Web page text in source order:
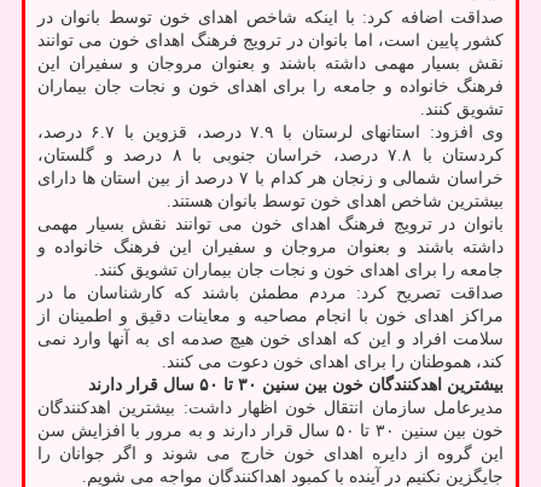
صداقت اضافه کرد: با اینکه شاخص اهدای خون توسط بانوان در
کشور پایین است، اما بانوان در ترویج فرهنگ اهدای خون می توانند
نقش بسیار مهمی داشته باشند و بعنوان مروجان و سفیران این
فرهنگ خانواده و جامعه را برای اهدای خون و نجات جان بیماران
تشویق کنند.
وی افزود: استانهای لرستان با ۷.۹ درصد، قزوین با ۶.۷ درصد،
کردستان با ۷.۸ درصد، خراسان جنوبی با ۸ درصد و گلستان،
خراسان شمالی و زنجان هر کدام با ۷ درصد از بین استان ها دارای
بیشترین شاخص اهدای خون توسط بانوان هستند.
بانوان در ترویج فرهنگ اهدای خون می توانند نقش بسیار مهمی
داشته باشند و بعنوان مروجان و سفیران این فرهنگ خانواده و
جامعه را برای اهدای خون و نجات جان بیماران تشویق کنند.
صداقت تصریح کرد: مردم مطمئن باشند که کارشناسان ما در
مراکز اهدای خون با انجام مصاحبه و معاینات دقیق و اطمینان از
سلامت افراد و این که اهدای خون هیچ صدمه ای به آنها وارد نمی
کند، هموطنان را برای اهدای خون دعوت می کنند.
بیشترین اهدکنندگان خون بین سنین ۳۰ تا ۵۰ سال قرار دارند
مدیرعامل سازمان انتقال خون اظهار داشت: بیشترین اهدکنندگان
خون بین سنین ۳۰ تا ۵۰ سال قرار دارند و به مرور با افزایش سن
این گروه از دایره اهدای خون خارج می شوند و اگر جوانان را
جایگزین نکنیم در آینده با کمبود اهداکنندگان مواجه می شویم.